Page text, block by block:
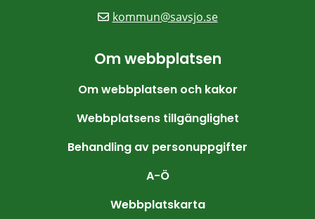
kommun@savsjo.se
Om webbplatsen
Om webbplatsen och kakor
Webbplatsens tillgänglighet
Behandling av personuppgifter
A-Ö
Webbplatskarta